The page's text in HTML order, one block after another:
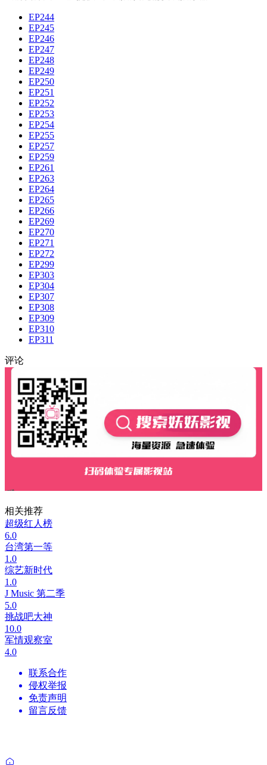
EP244
EP245
EP246
EP247
EP248
EP249
EP250
EP251
EP252
EP253
EP254
EP255
EP257
EP259
EP261
EP263
EP264
EP265
EP266
EP269
EP270
EP271
EP272
EP299
EP303
EP304
EP307
EP308
EP309
EP310
EP311
评论
相关推荐
超级红人榜
6.0
台湾第一等
1.0
综艺新时代
1.0
J Music 第二季
5.0
挑战吧大神
10.0
军情观察室
4.0
联系合作
侵权举报
免责声明
留言反馈